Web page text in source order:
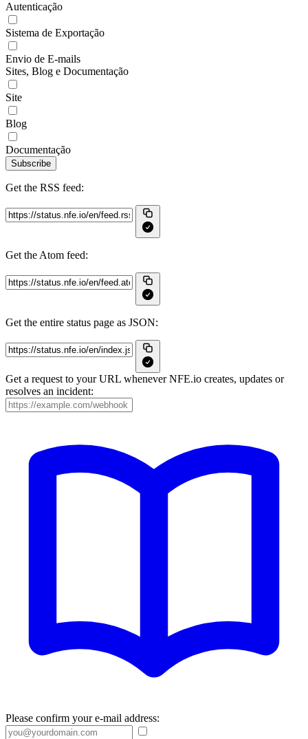
Autenticação
Sistema de Exportação
Envio de E-mails
Sites, Blog e Documentação
Site
Blog
Documentação
Subscribe
Get the RSS feed:
Get the Atom feed:
Get the entire status page as JSON:
Get a request to your URL whenever NFE.io creates, updates or
resolves an incident:
Please confirm your e-mail address: